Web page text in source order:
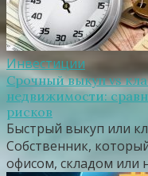
Инвестиции
Срочный выкуп vs
недвижимости:
рисков
Быстрый выкуп или
Собственник,
офисом, складом или